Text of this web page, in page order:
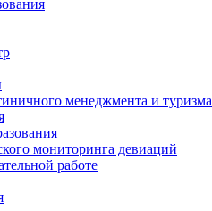
менеджмента и туризма
мониторинга девиаций
работе